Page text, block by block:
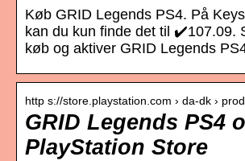
Køb GRID Legends PS4. På
kan du kun finde det til ✔️107.09.
køb og aktiver GRID Legends
http s://store.playstation.com › da-dk ›
GRID Legends PS4
PlayStation Store